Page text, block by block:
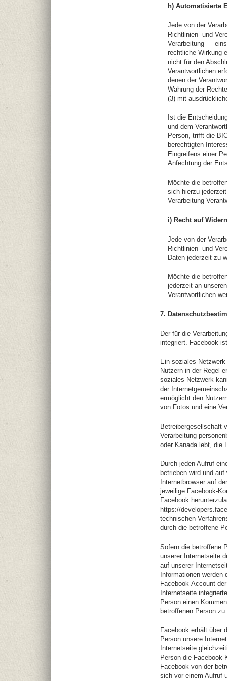
h) Automatisierte
Jede von der
Richtlinien- und
Verarbeitung —
rechtliche Wirkung
nicht für den
Verantwortlichen
denen der
Wahrung der
(3) mit
Ist die
und dem
Person, trifft die
berechtigten
Eingreifens einer
Anfechtung der
Möchte die
sich hierzu
Verarbeitung
i) Recht auf
Jede von der
Richtlinien- und
Daten jederzeit zu
Möchte die
jederzeit an
Verantwortlichen
7.
Der für die
integriert. Facebook
Ein soziales
Nutzern in der Regel
soziales Netzwerk
der
ermöglicht den
von Fotos und eine
Betreibergesellschaft
Verarbeitung
oder Kanada lebt, die
Durch jeden Aufruf
betrieben wird und
Internetbrowser auf
jeweilige Facebook-
Facebook
https://
technischen
durch die betroffene
Sofern die betroffene
unserer Internetseite
auf unserer
Informationen werden
Facebook-Account
Internetseite
Person einen
betroffenen Person
Facebook erhält über
Person unsere
Internetseite
Person die
Facebook von der
sich vor einem Aufruf